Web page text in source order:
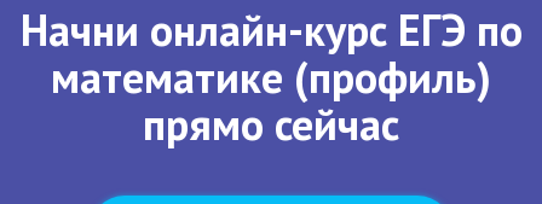
Начни онлайн-курс ЕГЭ по
математике (профиль)
прямо сейчас